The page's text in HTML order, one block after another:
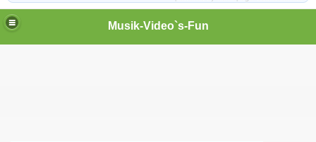
Musik-Video`s-Fun